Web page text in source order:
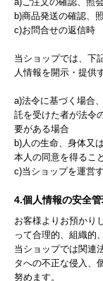
a)ご注文の確認、照
b)商品発送の確認、
c)お問合せの返信時
当ショップでは、下
人情報を開示・提供
a)法令に基づく場合
託を受けた者が法令
要がある場合
b)人の生命、身体又
本人の同意を得るこ
c)当ショップを運営
4.個人情報の安全
お客様よりお預かり
って合理的、組織的
当ショップでは関連
タへの不正な侵入、
努めます。